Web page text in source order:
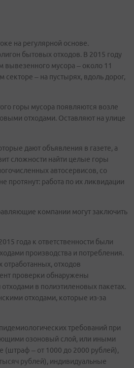
на регулярной основе.
бытовых отходов. В 2015 году
вывезенного мусора – около 11
секторе – на пустырях, вдоль дорог,
горы мусора появляются возле
отходами. Оставляют на улице
дают объявления в газете, а
сложности найти целые горы
автосервисов, со
работа по их ликвидации
компании могут заключить
года к ответственности были
производства и потребления.
отходов
проверки обнаружены
в полиэтиленовых пакетах.
отходами, которые из-за
требований при
озоновый слой, или иными
(штраф – от 1000 до 2000 рублей),
рублей), индивидуальные